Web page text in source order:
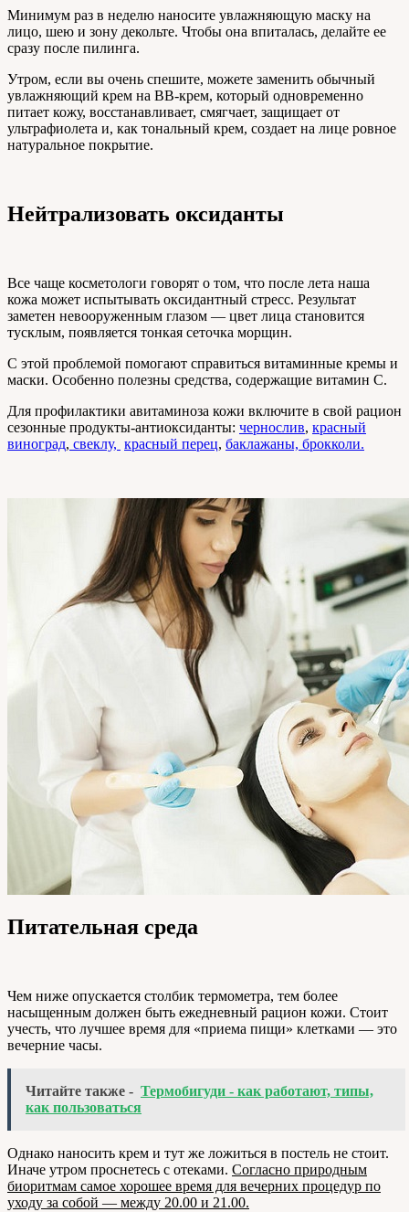
Минимум раз в неделю наносите увлажняющую маску на
лицо, шею и зону декольте. Чтобы она впиталась, делайте ее
сразу после пилинга.
Утром, если вы очень спешите, можете заменить обычный
увлажняющий крем на ВВ-крем, который одновременно
питает кожу, восстанавливает, смягчает, защищает от
ультрафиолета и, как тональный крем, создает на лице ровное
натуральное покрытие.
Нейтрализовать оксиданты
Все чаще косметологи говорят о том, что после лета наша
кожа может испытывать оксидантный стресс. Результат
заметен невооруженным глазом — цвет лица становится
тусклым, появляется тонкая сеточка морщин.
С этой проблемой помогают справиться витаминные кремы и
маски. Особенно полезны средства, содержащие витамин С.
Для профилактики авитаминоза кожи включите в свой рацион
сезонные продукты-антиоксиданты: чернослив, красный
виноград, свеклу, красный перец, баклажаны, брокколи.
Питательная среда
Чем ниже опускается столбик термометра, тем более
насыщенным должен быть ежедневный рацион кожи. Стоит
учесть, что лучшее время для «приема пищи» клетками — это
вечерние часы.
Читайте также - Термобигуди - как работают, типы,
как пользоваться
Однако наносить крем и тут же ложиться в постель не стоит.
Иначе утром проснетесь с отеками. Согласно природным
биоритмам самое хорошее время для вечерних процедур по
уходу за собой — между 20.00 и 21.00.